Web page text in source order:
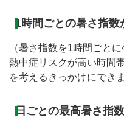
1時間ごとの暑さ指数
（暑さ指数を1時間ごと
熱中症リスクが高い時間
を考えるきっかけにできま
日ごとの最高暑さ指